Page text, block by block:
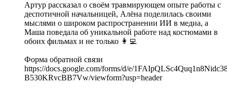
Артур рассказал о своём травмирующем опыте работы с
деспотичной начальницей, Алёна поделилась своими
мыслями о широком распространении ИИ в медиа, а
Маша поведала об уникальной работе над костюмами в
обоих фильмах и не только 👩‍💻
Форма обратной связи
https://docs.google.com/forms/d/e/
B530KRvcBB7Vw/viewform?usp=header